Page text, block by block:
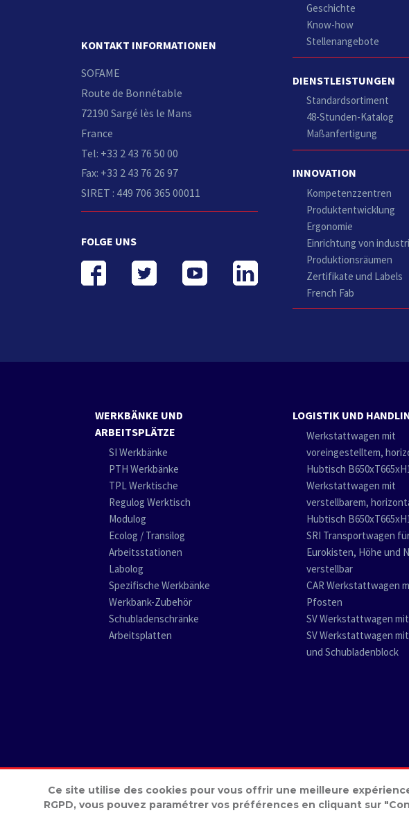
KONTAKT INFORMATIONEN
SOFAME
Route de Bonnétable
72190 Sargé lès le Mans
France
Tel: +33 2 43 76 50 00
Fax: +33 2 43 76 26 97
SIRET : 449 706 365 00011
FOLGE UNS
Geschichte
Know-how
Stellenangebote
DIENSTLEISTUNGEN
Standardsortiment
48-Stunden-Katalog
Maßanfertigung
INNOVATION
Kompetenzzentren
Produktentwicklung
Ergonomie
Einrichtung von
Produktionsräumen
Zertifikate und Labels
French Fab
WERKBÄNKE UND
ARBEITSPLÄTZE
SI Werkbänke
PTH Werkbänke
TPL Werktische
Regulog Werktisch
Modulog
Ecolog / Transilog
Arbeitsstationen
Labolog
Spezifische Werkbänke
Werkbank-Zubehör
Schubladenschränke
Arbeitsplatten
LOGISTIK UND
Werkstattwagen mit
voreingestelltem,
Hubtisch
Werkstattwagen mit
verstellbarem,
Hubtisch
SRI Transportwagen
Eurokisten, Höhe und
verstellbar
CAR Werkstattwagen
Pfosten
SV Werkstattwagen
SV Werkstattwagen
und Schubladenblock
Ce site utilise des cookies pour vous offrir une meilleure
RGPD, vous pouvez paramétrer vos préférences en cliquant sur